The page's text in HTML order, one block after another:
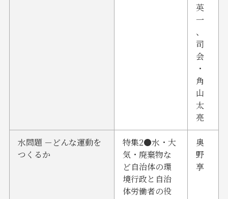
英
一
、
司
会
・
角
山
太
亮
水問題 －どんな運動を
つくるか
特集2●水・大
気・廃棄物な
ど自治体の環
境行政と自治
体労働者の役
奥
野
享